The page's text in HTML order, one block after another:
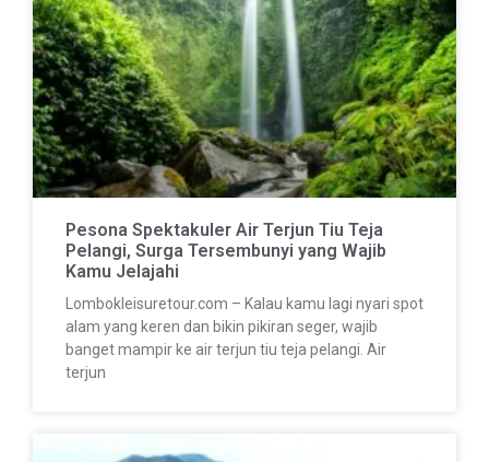
Pesona Spektakuler Air Terjun Tiu Teja
Pelangi, Surga Tersembunyi yang Wajib
Kamu Jelajahi
Lombokleisuretour.com – Kalau kamu lagi nyari spot
alam yang keren dan bikin pikiran seger, wajib
banget mampir ke air terjun tiu teja pelangi. Air
terjun